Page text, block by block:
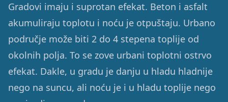
Gradovi imaju i suprotan efekat. Beton i asfalt
akumuliraju toplotu i noću je otpuštaju. Urbano
područje može biti 2 do 4 stepena toplije od
okolnih polja. To se zove urbani toplotni ostrvo
efekat. Dakle, u gradu je danju u hladu hladnije
nego na suncu, ali noću je i u hladu toplije nego